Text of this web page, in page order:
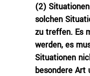
(2)
solchen
zu treffen. Es
werden, es
Situationen
besondere Art